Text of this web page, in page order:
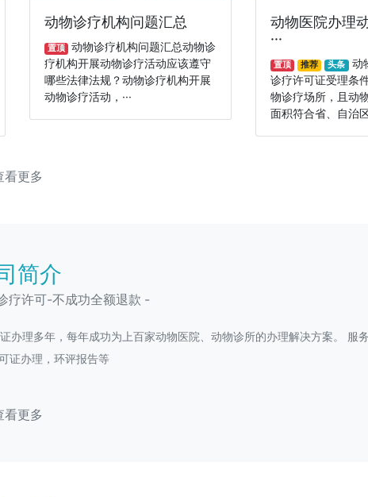
动物诊疗机构问题汇总
置顶 动物诊疗机构问题汇总动物诊
疗机构开展动物诊疗活动应该遵守
哪些法律法规？动物诊疗机构开展
动物诊疗活动，···
动物医院办理
···
置顶 推荐 头条 动
诊疗许可证受理条
物诊疗场所，且动
面积符合省、自治区
看更多
简介
疗许可-不成功全额退款 -
理多年，每年成功为上百家动物医院、动物诊所的办理解决方案。 服
证办理，环评报告等
看更多